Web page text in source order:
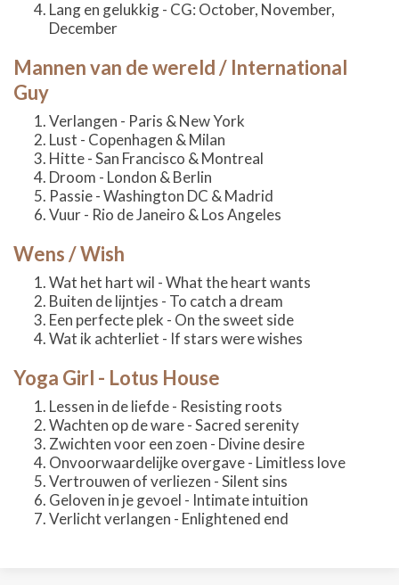
Lang en gelukkig - CG: October, November,
December
Mannen van de wereld / International
Guy
Verlangen - Paris & New York
Lust - Copenhagen & Milan
Hitte - San Francisco & Montreal
Droom - London & Berlin
Passie - Washington DC & Madrid
Vuur - Rio de Janeiro & Los Angeles
Wens / Wish
Wat het hart wil - What the heart wants
Buiten de lijntjes - To catch a dream
Een perfecte plek - On the sweet side
Wat ik achterliet - If stars were wishes
Yoga Girl - Lotus House
Lessen in de liefde - Resisting roots
Wachten op de ware - Sacred serenity
Zwichten voor een zoen - Divine desire
Onvoorwaardelijke overgave - Limitless love
Vertrouwen of verliezen - Silent sins
Geloven in je gevoel - Intimate intuition
Verlicht verlangen - Enlightened end